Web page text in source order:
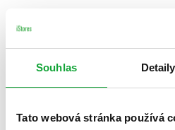
Souhlas Detaily
Tato webová stránka používá